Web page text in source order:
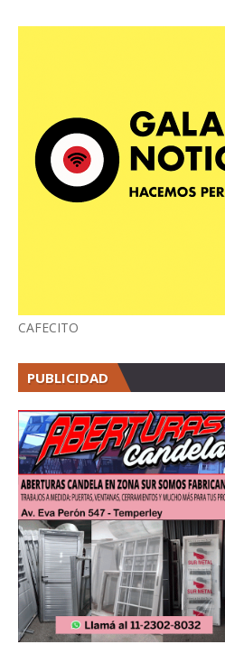
CAFECITO
PUBLICIDAD